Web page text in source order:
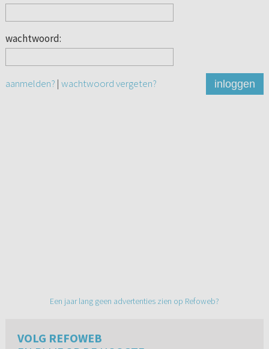
wachtwoord:
aanmelden? | wachtwoord vergeten? inloggen
Een jaar lang geen advertenties zien op Refoweb?
VOLG REFOWEB